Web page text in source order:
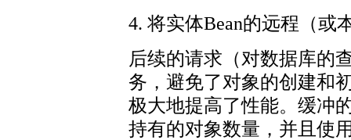
4. 将实体Bean的远程（或
后续的请求（对数据库的
务，避免了对象的创建和
极大地提高了性能。缓冲
持有的对象数量，并且使